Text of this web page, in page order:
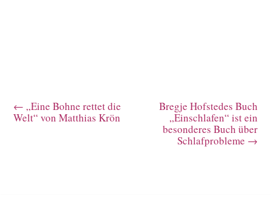
←„Eine Bohne rettet die
Welt“ von Matthias Krön
Bregje Hofstedes Buch
„Einschlafen“ ist ein
besonderes Buch über
Schlafprobleme →